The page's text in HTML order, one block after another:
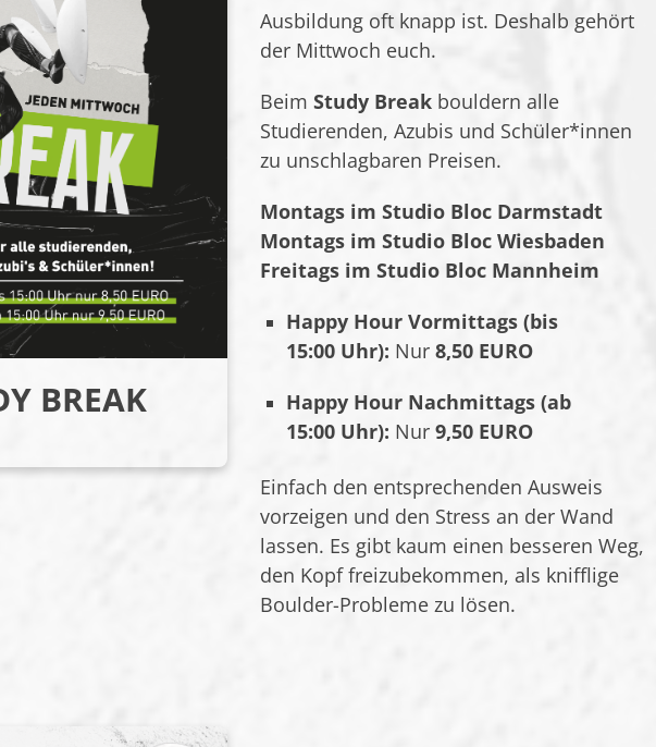
BREAK
Ausbildung oft knapp ist. Deshalb gehört
der Mittwoch euch.
Beim Study Break bouldern alle
Studierenden, Azubis und Schüler*innen
zu unschlagbaren Preisen.
Montags im Studio Bloc Darmstadt
Montags im Studio Bloc Wiesbaden
Freitags im Studio Bloc Mannheim
Happy Hour Vormittags (bis
15:00 Uhr): Nur 8,50 EURO
Happy Hour Nachmittags (ab
15:00 Uhr): Nur 9,50 EURO
Einfach den entsprechenden Ausweis
vorzeigen und den Stress an der Wand
lassen. Es gibt kaum einen besseren Weg,
den Kopf freizubekommen, als knifflige
Boulder-Probleme zu lösen.